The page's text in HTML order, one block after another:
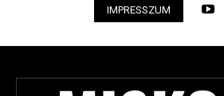
IMPRESSZUM